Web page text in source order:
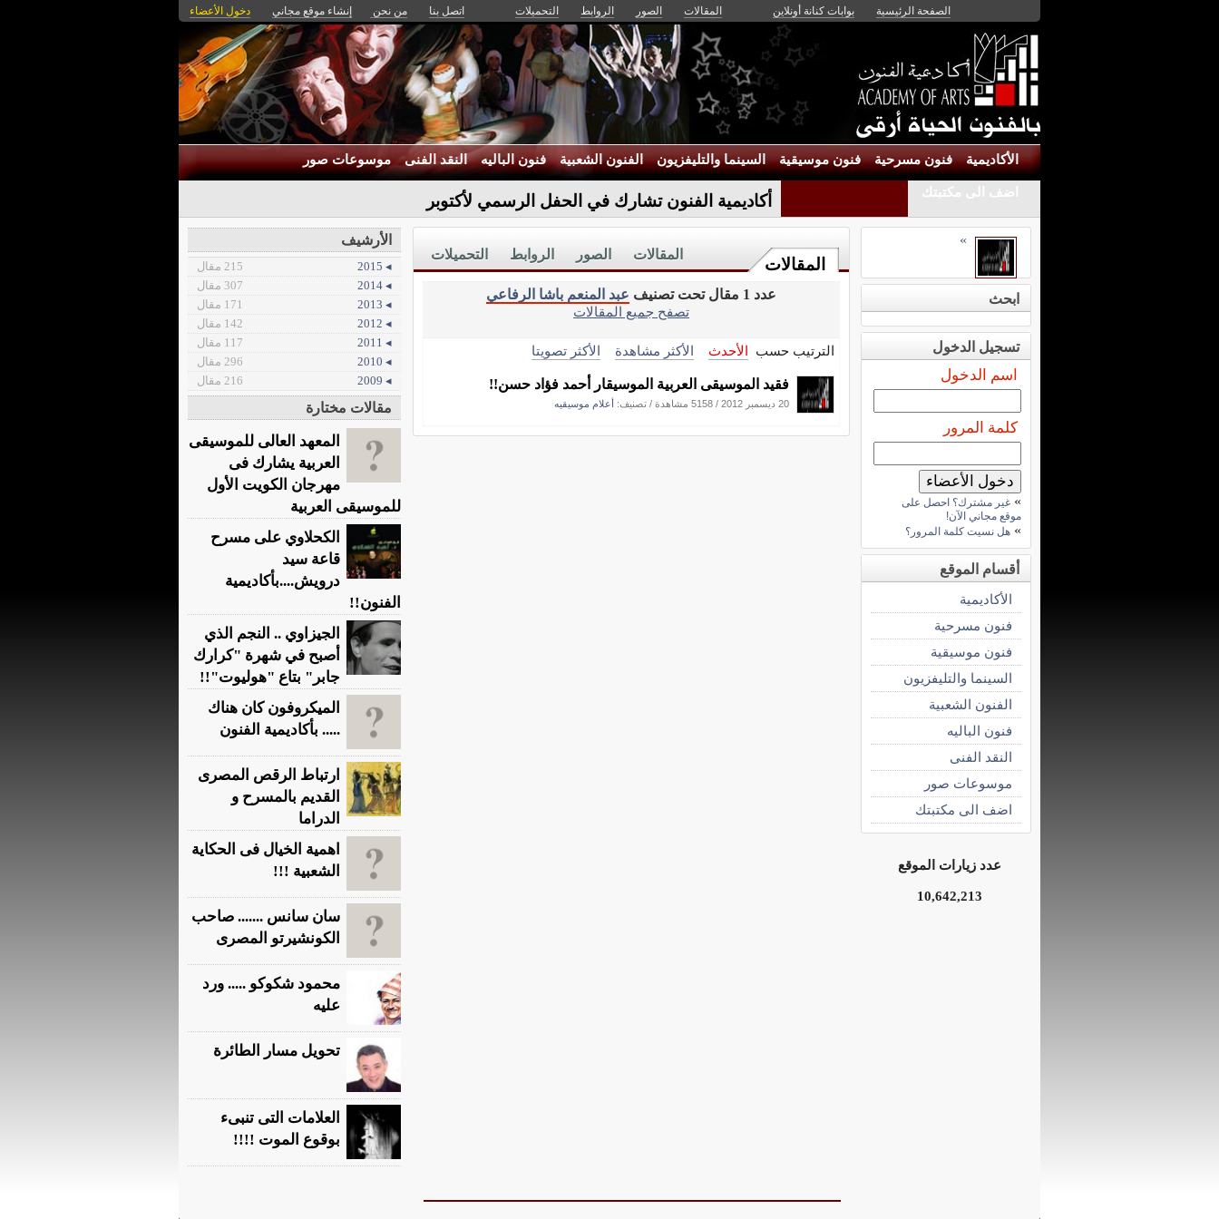
الصفحة الرئيسية بوابات كنانة أونلاين المقالات الصور الروابط التحميلات اتصل بنا من نحن إنشاء موقع مجاني دخول الأعضاء
الأكاديمية فنون مسرحية فنون موسيقية السينما والتليفزيون الفنون الشعبية فنون الباليه النقد الفنى موسوعات صور
اضف الى مكتبتك أكاديمية الفنون تشارك في الحفل الرسمي لأكتوبر
المقالات
التحميلات الروابط الصور المقالات
عدد 1 مقال تحت تصنيف
عبد المنعم باشا الرفاعي
تصفح جميع المقالات
الترتيب حسب الأحدث الأكثر مشاهدة الأكثر تصويتا
فقيد الموسيقى العربية الموسيقار أحمد فؤاد حسن!!
20 ديسمبر 2012 / 5158 مشاهدة / تصنيف: أعلام موسيقيه
»
ابحث
تسجيل الدخول
اسم الدخول
كلمة المرور
» غير مشترك؟ احصل على
موقع مجاني الآن!
» هل نسيت كلمة المرور؟
أقسام الموقع
الأكاديمية
فنون مسرحية
فنون موسيقية
السينما والتليفزيون
الفنون الشعبية
فنون الباليه
النقد الفنى
موسوعات صور
اضف الى مكتبتك
عدد زيارات الموقع
10,642,213
الأرشيف
◂ 2015
215 مقال
◂ 2014
307 مقال
◂ 2013
171 مقال
◂ 2012
142 مقال
◂ 2011
117 مقال
◂ 2010
296 مقال
◂ 2009
216 مقال
مقالات مختارة
المعهد العالى للموسيقى
العربية يشارك فى
مهرجان الكويت الأول
للموسيقى العربية
الكحلاوي على مسرح
قاعة سيد
درويش....بأكاديمية
الفنون!!
الجيزاوي .. النجم الذي
أصبح في شهرة "كرارك
جابر" بتاع "هوليوت"!!
الميكروفون كان هناك
..... بأكاديمية الفنون
ارتباط الرقص المصرى
القديم بالمسرح و
الدراما
اهمية الخيال فى الحكاية
الشعبية !!!
سان سانس ....... صاحب
الكونشيرتو المصرى
محمود شكوكو ..... ورد
عليه
تحويل مسار الطائرة
العلامات التى تنبىء
بوقوع الموت !!!!